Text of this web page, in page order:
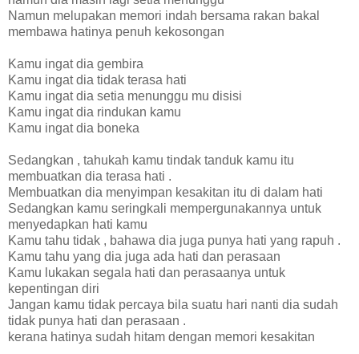
Namun melupakan memori indah bersama rakan bakal
membawa hatinya penuh kekosongan
Kamu ingat dia gembira
Kamu ingat dia tidak terasa hati
Kamu ingat dia setia menunggu mu disisi
Kamu ingat dia rindukan kamu
Kamu ingat dia boneka
Sedangkan , tahukah kamu tindak tanduk kamu itu
membuatkan dia terasa hati .
Membuatkan dia menyimpan kesakitan itu di dalam hati
Sedangkan kamu seringkali mempergunakannya untuk
menyedapkan hati kamu
Kamu tahu tidak , bahawa dia juga punya hati yang rapuh .
Kamu tahu yang dia juga ada hati dan perasaan
Kamu lukakan segala hati dan perasaanya untuk
kepentingan diri
Jangan kamu tidak percaya bila suatu hari nanti dia sudah
tidak punya hati dan perasaan .
kerana hatinya sudah hitam dengan memori kesakitan